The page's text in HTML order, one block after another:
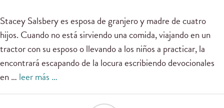
Stacey Salsbery es esposa de granjero y madre de cuatro
hijos. Cuando no está sirviendo una comida, viajando en un
tractor con su esposo o llevando a los niños a practicar, la
encontrará escapando de la locura escribiendo devocionales
en … leer más …